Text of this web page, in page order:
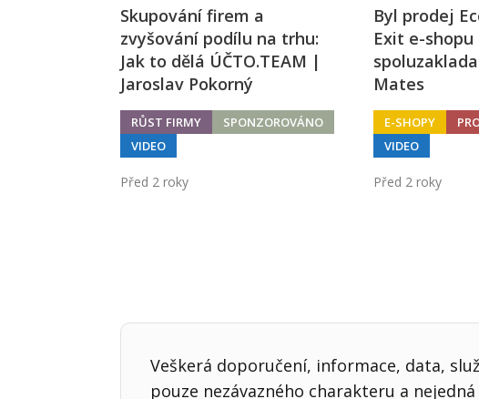
Skupování firem a
zvyšování podílu na trhu:
Jak to dělá ÚČTO.TEAM |
Jaroslav Pokorný
RŮST FIRMY
SPONZOROVÁNO
VIDEO
Před 2 roky
Byl prodej
Exit e-
Mates
E-SHOPY
VIDEO
Před 2 roky
Veškerá doporučení, informace, data,
pouze nezávazného charakteru a